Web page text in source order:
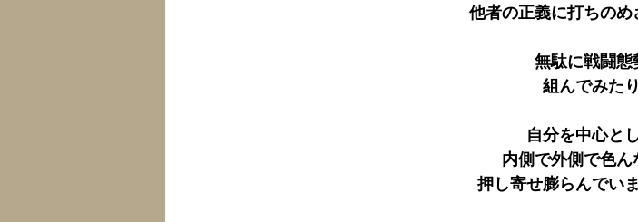
他者の正義に打ちのめ
無駄に戦闘態
組んでみたり
自分を中心と
内側で外側で色ん
押し寄せ膨らんでい